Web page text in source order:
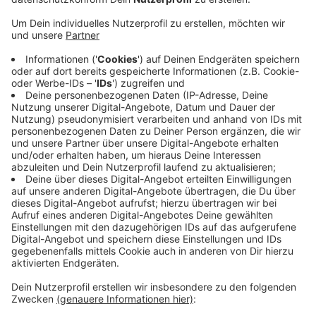
vorbereiten. Die Rodungsarbeiten sind nur jetzt im
Winter möglich, weil dann keine Vögel in den Bäumen
und Büschen brüten. Bis die ersten Häuslebauer auf
dem Land loslegen können, dauert es noch. Die
Gemeinde muss das Gebiet noch an die Kanalisation
anschließen und Leitungen verlegen. Das plant sie
Ende des Jahres. Bei Interesse an einem
Baugrundstück in dem Bereich können Sie sich aber
schon jetzt bei der Gemeinde melden. Kreisweit gibt
es eine große Nachfrage nach Bauland - häufig gibt es
Wartelisten.
Anzeige